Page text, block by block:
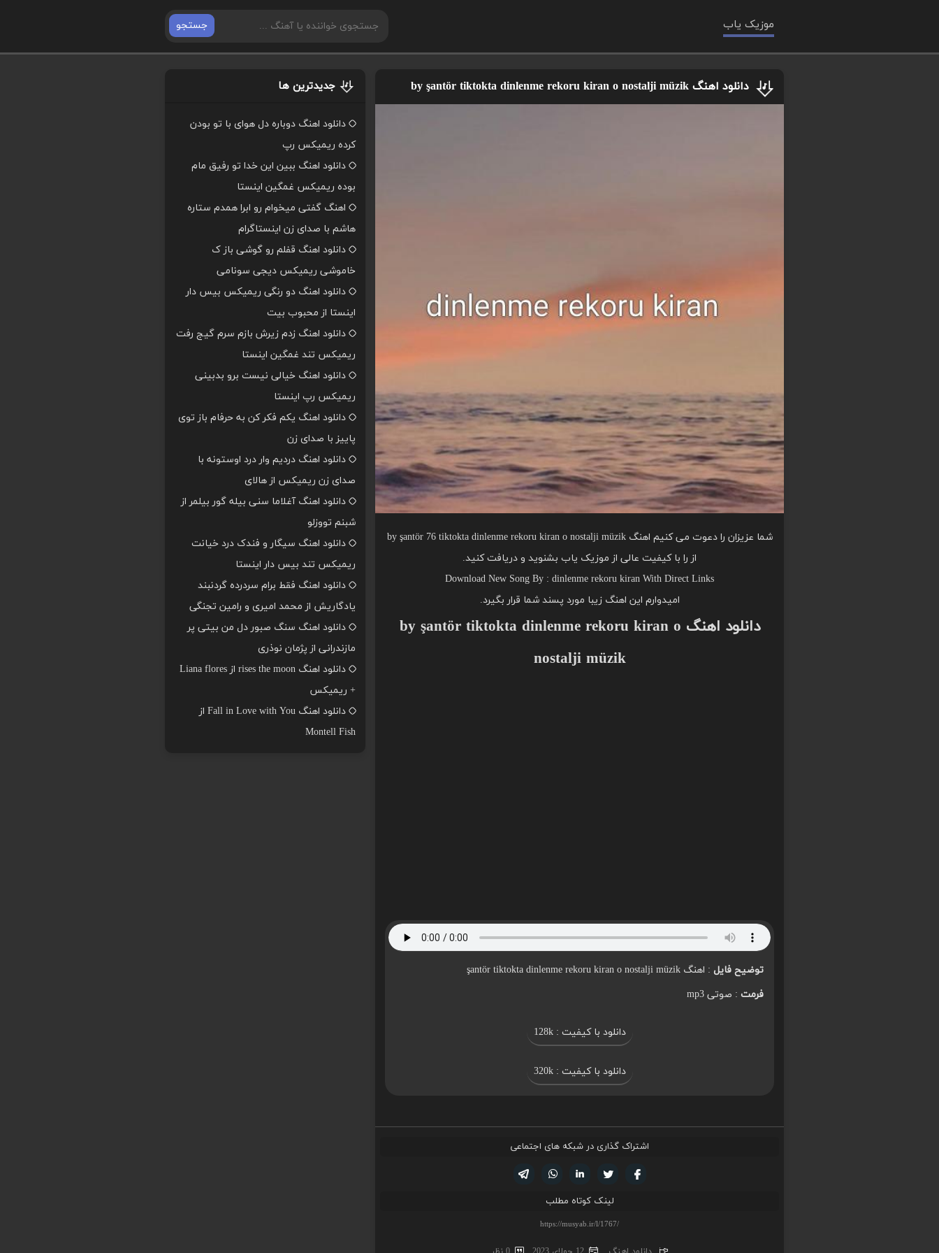
موزیک یاب جستجو
دانلود اهنگ by şantör tiktokta dinlenme rekoru kiran o nostalji müzik
شما عزیزان را دعوت می کنیم اهنگ by şantör 76 tiktokta dinlenme rekoru kiran o nostalji müzik
از را با کیفیت عالی از موزیک یاب بشنوید و دریافت کنید.
Download New Song By : dinlenme rekoru kiran With Direct Links
امیدوارم این اهنگ زیبا مورد پسند شما قرار بگیرد.
دانلود اهنگ by şantör tiktokta dinlenme rekoru kiran o
nostalji müzik
توضیح فایل : اهنگ şantör tiktokta dinlenme rekoru kiran o nostalji müzik
فرمت : صوتی mp3
دانلود با کیفیت : 128k
دانلود با کیفیت : 320k
اشتراک گذاری در شبکه های اجتماعی
لینکدین تویتر
فیسوک
لینک کوتاه مطلب
جدیدترین ها
دانلود اهنگ دوباره دل هوای با تو بودن
کرده ریمیکس رپ
دانلود اهنگ ببین این خدا تو رفیق مام
بوده ریمیکس غمگین اینستا
اهنگ گفتی میخوام رو ابرا همدم ستاره
هاشم با صدای زن اینستاگرام
دانلود اهنگ قفلم رو گوشی باز ک
خاموشی ریمیکس دیجی سونامی
دانلود اهنگ دو رنگی ریمیکس بیس دار
اینستا از محبوب بیت
دانلود اهنگ زدم زیرش بازم سرم گیج رفت
ریمیکس تند غمگین اینستا
دانلود اهنگ خیالی نیست برو بدبینی
ریمیکس رپ اینستا
دانلود اهنگ یکم فکر کن به حرفام باز توی
پاییز با صدای زن
دانلود اهنگ دردیم وار درد اوستونه با
صدای زن ریمیکس از هالای
دانلود اهنگ آغلاما سنی بیله گور بیلمر از
شبنم تووزلو
دانلود اهنگ سیگار و فندک درد خیانت
ریمیکس تند بیس دار اینستا
دانلود اهنگ فقط برام سردرده گردنبند
یادگاریش از محمد امیری و رامین تجنگی
دانلود اهنگ سنگ صبور دل من بیتی پر
مازندرانی از پژمان نوذری
دانلود اهنگ rises the moon از Liana flores
+ ریمیکس
دانلود اهنگ Fall in Love with You از
Montell Fish